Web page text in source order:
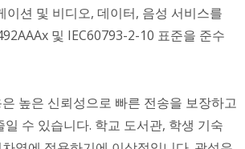
이션 및 비디오, 데이터, 음성 서비스를
및 IEC60793-2-10 표준을 준수
높은 신뢰성으로 빠른 전송을 보장하고
수 있습니다. 학교 도서관, 학생 기숙